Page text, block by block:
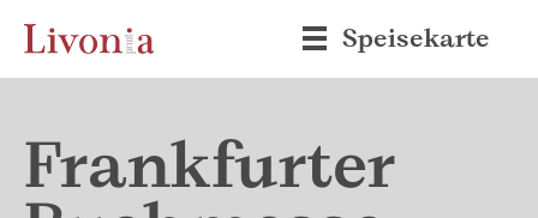
Speisekarte
Frankfurter